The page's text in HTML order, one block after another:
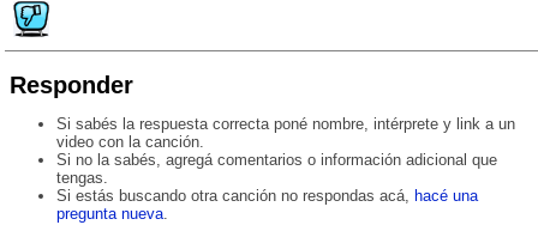
Responder
Si sabés la respuesta correcta poné nombre, intérprete y link a un
video con la canción.
Si no la sabés, agregá comentarios o información adicional que
tengas.
Si estás buscando otra canción no respondas acá, hacé una
pregunta nueva.